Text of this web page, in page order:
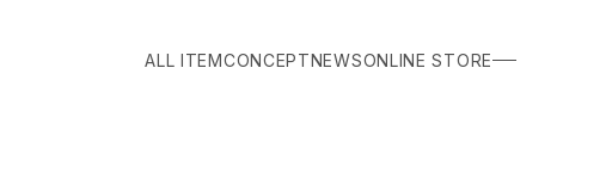
ALL ITEMCONCEPTNEWSONLINE STORE